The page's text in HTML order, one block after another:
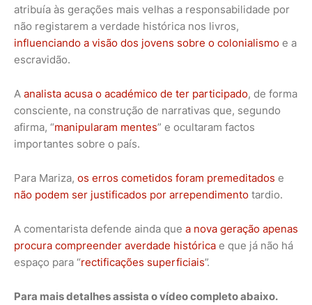
atribuía às gerações mais velhas a responsabilidade por
não registarem a verdade histórica nos livros,
influenciando a visão dos jovens sobre o colonialismo e a
escravidão.
A analista acusa o académico de ter participado, de forma
consciente, na construção de narrativas que, segundo
afirma, “manipularam mentes” e ocultaram factos
importantes sobre o país.
Para Mariza, os erros cometidos foram premeditados e
não podem ser justificados por arrependimento tardio.
A comentarista defende ainda que a nova geração apenas
procura compreender averdade histórica e que já não há
espaço para “rectificações superficiais”.
Para mais detalhes assista o vídeo completo abaixo.